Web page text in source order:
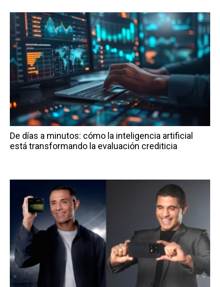
De días a minutos: cómo la inteligencia artificial
está transformando la evaluación crediticia